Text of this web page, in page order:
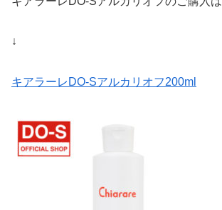
↓
キアラーレDO-Sアルカリオフ200ml